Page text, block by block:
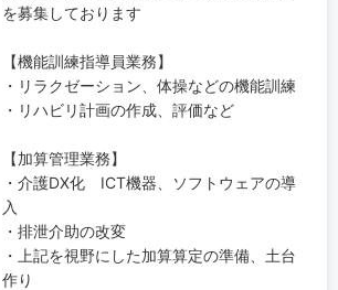
を募集しております
【機能訓練指導員業務】
・リラクゼーション、体操などの機能訓練
・リハビリ計画の作成、評価など
【加算管理業務】
・介護DX化 ICT機器、ソフトウェアの導
入
・排泄介助の改変
・上記を視野にした加算算定の準備、土台
作り